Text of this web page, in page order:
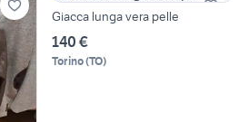
Giacca lunga vera pelle
140 €
Torino(TO)